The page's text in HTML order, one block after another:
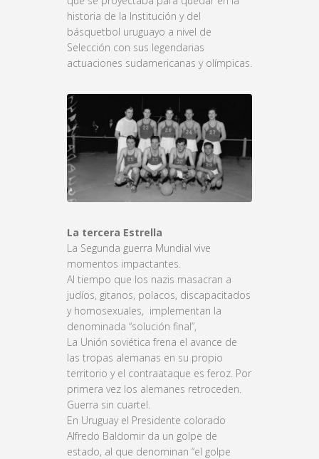
historia de la Institución y del
básquetbol uruguayo a nivel de
Selección con sus legendarias
actuaciones sudamericanas y olímpicas.
La tercera Estrella
La Segunda guerra Mundial vive
momentos impactantes.
Al tiempo que los nazis masacran a
judíos, gitanos, polacos, discapacitados
y homosexuales, implementan la
denominada “solución final”,
La Unión soviética frena el avance de
las tropas alemanas en su propio
territorio y el contraataque es feroz. Por
primera vez los alemanes retroceden.
Guerra sin cuartel.
En Uruguay el Presidente colorado
Alfredo Baldomir da un golpe de
estado, al que denominan “el golpe